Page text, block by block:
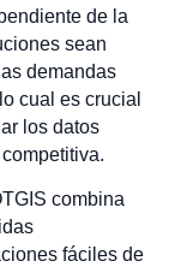
de la
sean
demandas
cual es crucial
los datos
combina
fáciles de